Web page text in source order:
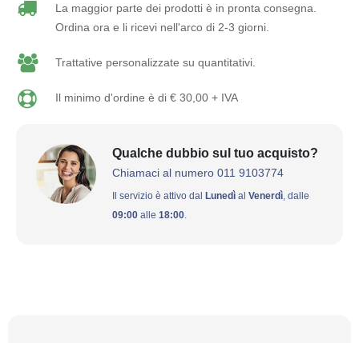
La maggior parte dei prodotti è in pronta consegna.
Ordina ora e li ricevi nell'arco di 2-3 giorni.
Trattative personalizzate su quantitativi.
Il minimo d'ordine è di € 30,00 + IVA
Qualche dubbio sul tuo acquisto?
Chiamaci al numero 011 9103774
Il servizio è attivo dal Lunedì al Venerdì, dalle
09:00 alle 18:00.